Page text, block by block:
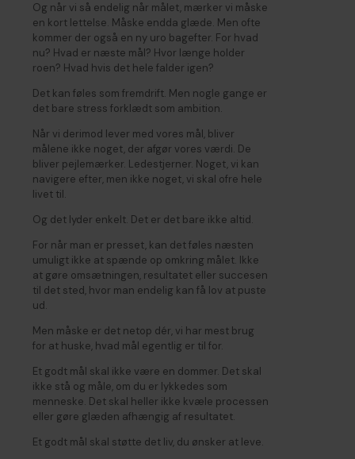
Og når vi så endelig når målet, mærker vi måske
en kort lettelse. Måske endda glæde. Men ofte
kommer der også en ny uro bagefter. For hvad
nu? Hvad er næste mål? Hvor længe holder
roen? Hvad hvis det hele falder igen?
Det kan føles som fremdrift. Men nogle gange er
det bare stress forklædt som ambition.
Når vi derimod lever med vores mål, bliver
målene ikke noget, der afgør vores værdi. De
bliver pejlemærker. Ledestjerner. Noget, vi kan
navigere efter, men ikke noget, vi skal ofre hele
livet til.
Og det lyder enkelt. Det er det bare ikke altid.
For når man er presset, kan det føles næsten
umuligt ikke at spænde op omkring målet. Ikke
at gøre omsætningen, resultatet eller succesen
til det sted, hvor man endelig kan få lov at puste
ud.
Men måske er det netop dér, vi har mest brug
for at huske, hvad mål egentlig er til for.
Et godt mål skal ikke være en dommer. Det skal
ikke stå og måle, om du er lykkedes som
menneske. Det skal heller ikke kvæle processen
eller gøre glæden afhængig af resultatet.
Et godt mål skal støtte det liv, du ønsker at leve.